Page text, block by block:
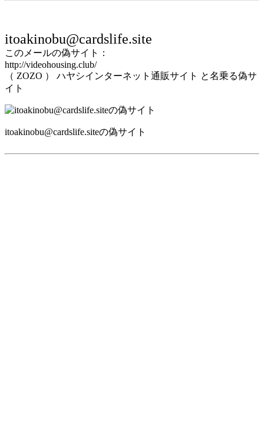
itoakinobu@cardslife.site
このメールの偽サイト：
http://videohousing.club/
（ ZOZO ） ハヤシインターネット通販サイト と名乗る偽サ
イト
itoakinobu@cardslife.siteの偽サイト